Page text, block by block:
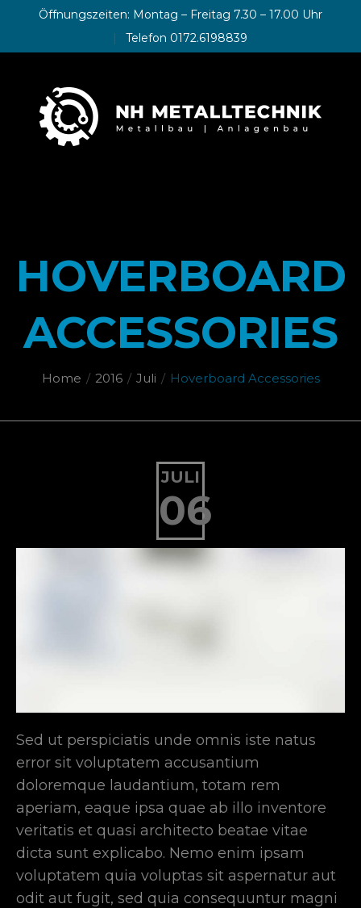
Öffnungszeiten: Montag – Freitag 7.30 – 17.00 Uhr
Telefon 0172.6198839
HOVERBOARD
ACCESSORIES
Home / 2016 / Juli / Hoverboard Accessories
JULI
06
Sed ut perspiciatis unde omnis iste natus
error sit voluptatem accusantium
doloremque laudantium, totam rem
aperiam, eaque ipsa quae ab illo inventore
veritatis et quasi architecto beatae vitae
dicta sunt explicabo. Nemo enim ipsam
voluptatem quia voluptas sit aspernatur aut
odit aut fugit, sed quia consequuntur magni